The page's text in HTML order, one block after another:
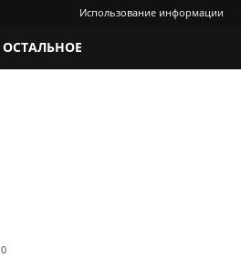
Использование информации
ОСТАЛЬНОЕ
0